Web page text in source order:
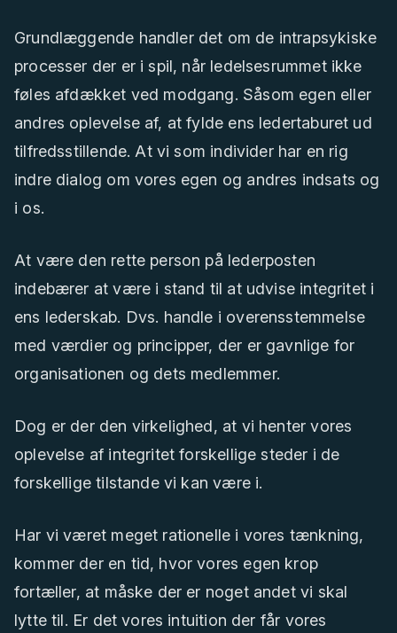
Grundlæggende handler det om de intrapsykiske
processer der er i spil, når ledelsesrummet ikke
føles afdækket ved modgang. Såsom egen eller
andres oplevelse af, at fylde ens ledertaburet ud
tilfredsstillende. At vi som individer har en rig
indre dialog om vores egen og andres indsats og
i os.
At være den rette person på lederposten
indebærer at være i stand til at udvise integritet i
ens lederskab. Dvs. handle i overensstemmelse
med værdier og principper, der er gavnlige for
organisationen og dets medlemmer.
Dog er der den virkelighed, at vi henter vores
oplevelse af integritet forskellige steder i de
forskellige tilstande vi kan være i.
Har vi været meget rationelle i vores tænkning,
kommer der en tid, hvor vores egen krop
fortæller, at måske der er noget andet vi skal
lytte til. Er det vores intuition der får vores